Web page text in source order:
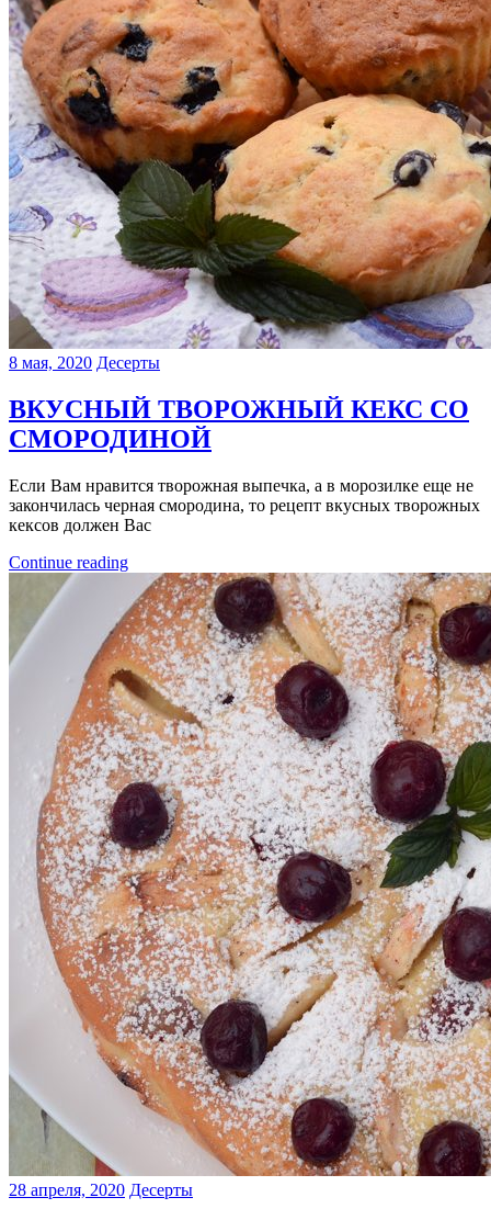
8 мая, 2020 Десерты
ВКУСНЫЙ ТВОРОЖНЫЙ КЕКС СО
СМОРОДИНОЙ
Если Вам нравится творожная выпечка, а в морозилке еще не
закончилась черная смородина, то рецепт вкусных творожных
кексов должен Вас
Continue reading
28 апреля, 2020 Десерты